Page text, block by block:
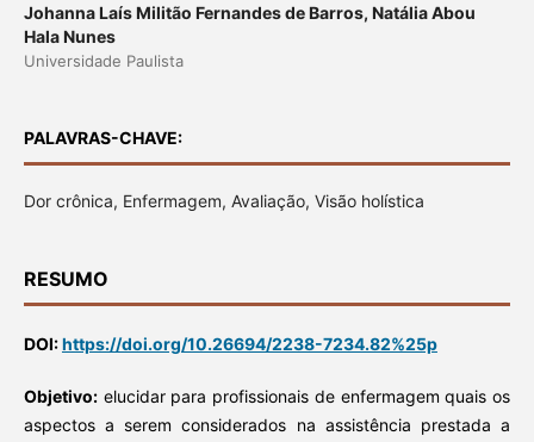
Johanna Laís Militão Fernandes de Barros, Natália Abou
Hala Nunes
Universidade Paulista
PALAVRAS-CHAVE:
Dor crônica, Enfermagem, Avaliação, Visão holística
RESUMO
DOI:https://doi.org/10.26694/2238-7234.82%25p
Objetivo:elucidar para profissionais de enfermagem quais os
aspectos a serem considerados na assistência prestada a